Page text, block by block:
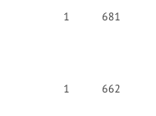
1 681
1 662